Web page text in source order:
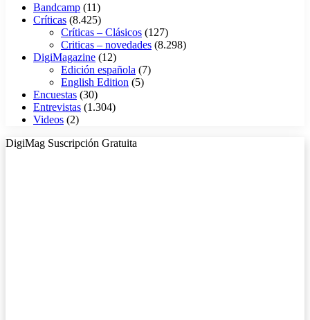
Bandcamp (11)
Críticas (8.425)
Críticas – Clásicos (127)
Criticas – novedades (8.298)
DigiMagazine (12)
Edición española (7)
English Edition (5)
Encuestas (30)
Entrevistas (1.304)
Videos (2)
DigiMag Suscripción Gratuita